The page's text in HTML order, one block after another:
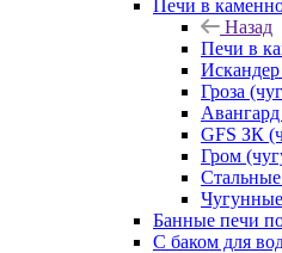
Печи в
Назад
Печи в
Гроза
GFS ЗК
Гром
Банные печи
С баком для